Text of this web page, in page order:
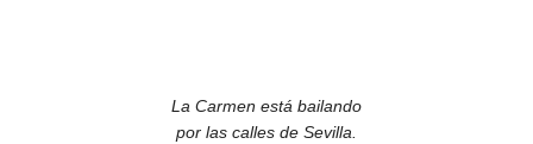
La Carmen está bailando
por las calles de Sevilla.